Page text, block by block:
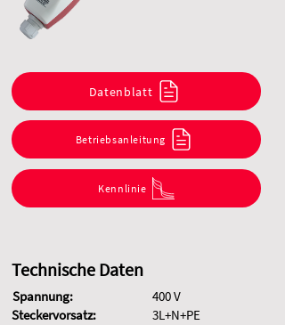
Datenblatt
Betriebsanleitung
Kennlinie
Technische Daten
Spannung:
Steckervorsatz:
400 V
3L+N+PE